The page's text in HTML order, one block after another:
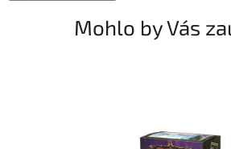
Mohlo by Vás